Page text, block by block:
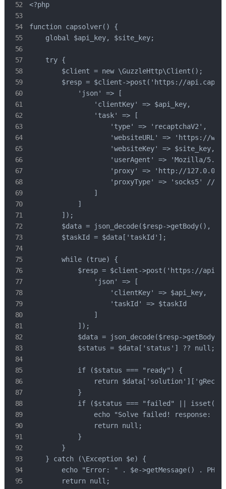
<?php
function capsolver() {
    global $api_key, $site_key;
    try {
        $client = new \GuzzleHttp\Client();
$resp = $client->post('https://
            'json' => [
                'clientKey' => $api_key,
                'task' => [
                    'type' => 'recaptchaV2',
'websiteURL' => 'https://
                    'websiteKey' => $site_key,
'userAgent' => 'Mozilla/5.0
'proxy' => 'http://
'proxyType' => 'socks5' //
                ]
            ]
        ]);
$data = json_decode($resp->getBody(),
        $taskId = $data['taskId'];
        while (true) {
$resp = $client->post('https://
                'json' => [
                    'clientKey' => $api_key,
                    'taskId' => $taskId
                ]
            ]);
$data = json_decode($resp-
            $status = $data['status'] ?? null;
            if ($status === "ready") {
return
            }
if ($status === "failed" ||
echo "Solve failed! response: "
                return null;
            }
        }
    } catch (\Exception $e) {
echo "Error: " . $e->getMessage() .
        return null;